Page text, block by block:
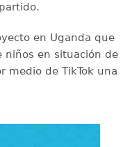
en Uganda que
niños en situación de
medio de TikTok una